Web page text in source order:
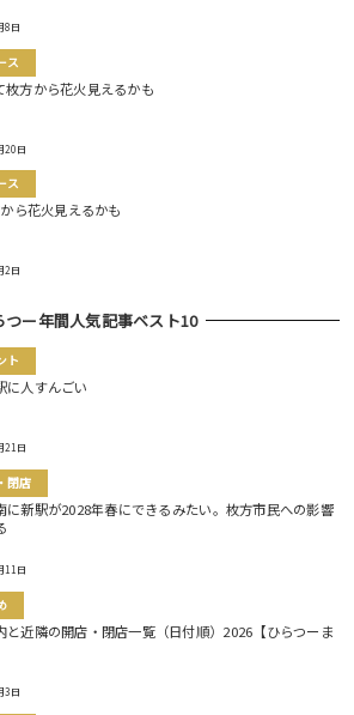
8日
ス
枚方から花火見えるかも
20日
ス
ら花火見えるかも
2日
つー年間人気記事ベスト10
ト
に人すんごい
21日
閉店
に新駅が2028年春にできるみたい。枚方市民への影響
11日
と近隣の開店・閉店一覧（日付順）2026【ひらつーま
3日